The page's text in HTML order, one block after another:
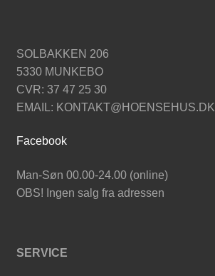
SOLBAKKEN 206
5330 MUNKEBO
CVR: 37 47 25 30
EMAIL: KONTAKT@HOENSEHUS.DK
Facebook
Man-Søn 00.00-24.00 (online)
OBS! Ingen salg fra adressen
SERVICE